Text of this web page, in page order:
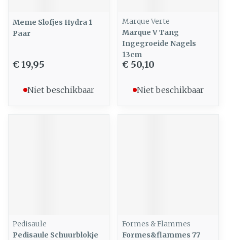
Meme Slofjes Hydra 1
Paar
€ 19,95
Niet beschikbaar
Marque Verte
Marque V Tang
Ingegroeide Nagels
13cm
€ 50,10
Niet beschikbaar
Pedisaule
Pedisaule Schuurblokje
Formes & Flammes
Formes&flammes 77